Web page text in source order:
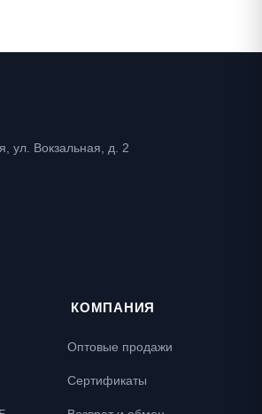
ул. Вокзальная, д. 2
КОМПАНИЯ
Оптовые продажи
Сертификаты